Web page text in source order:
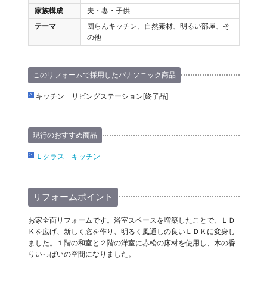
家族構成
夫・妻・子供
テーマ
団らんキッチン、自然素材、明るい部屋、そ
の他
このリフォームで採用したパナソニック商品
キッチン リビングステーション[終了品]
現行のおすすめ商品
Ｌクラス キッチン
リフォームポイント
お家全面リフォームです。浴室スペースを増築したことで、ＬＤ
Ｋを広げ、新しく窓を作り、明るく風通しの良いＬＤＫに変身し
ました。１階の和室と２階の洋室に赤松の床材を使用し、木の香
りいっぱいの空間になりました。